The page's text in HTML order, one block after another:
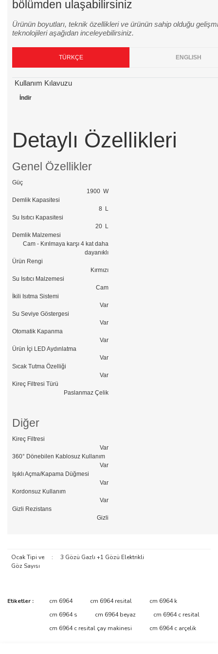
bölümden ulaşabilirsiniz
Ürünün boyutları, teknik özellikleri ve ürünün sahip olduğu
teknolojileri aşağıdan inceleyebilirsiniz.
TÜRKÇE ENGLISH
Kullanım Kılavuzu
İndir
Detaylı Özellikleri
Genel Özellikler
Güç
1900 W
Demlik Kapasitesi
8 L
Su Isıtıcı Kapasitesi
20 L
Demlik Malzemesi
Cam - Kırılmaya karşı 4 kat daha
dayanıklı
Ürün Rengi
Kırmızı
Su Isıtıcı Malzemesi
Cam
İkili Isıtma Sistemi
Var
Su Seviye Göstergesi
Var
Otomatik Kapanma
Var
Ürün İçi LED Aydınlatma
Var
Sıcak Tutma Özelliği
Var
Kireç Filtresi Türü
Paslanmaz Çelik
Diğer
Kireç Filtresi
Var
360° Dönebilen Kablosuz Kullanım
Var
Işıklı Açma/Kapama Düğmesi
Var
Kordonsuz Kullanım
Var
Gizli Rezistans
Gizli
Ocak Tipi ve
Göz Sayısı
: 3 Gözü Gazlı +1 Gözü Elektrikli
Bu ürüne ilk yorumu siz yapın!
Bu ürünün fiyat bilgisi, resim, ürün açıklamalarında ve diğer
tarafımıza iletebilirsiniz.
Görüş ve önerileriniz için teşekkür ederiz.
Etiketler : cm 6964 cm 6964 resital
cm 6964 k
cm 6964 s
cm 6964 beyaz
cm 6964 c resital
cm 6964 c resital çay makinesi
cm 6964 c arçelik